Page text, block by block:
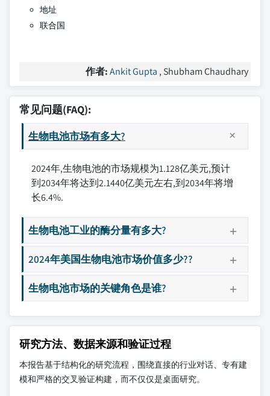
地址
联合国
作者:Ankit Gupta , Shubham Chaudhary
常见问题(FAQ):
生物电池市场有多大?
2024年,生物电池的市场规模为1.128亿美元,预计
到2034年将达到2.1440亿美元左右,到2034年将增
长6.4%.
生物电池工业的酶分量有多大?
2024年美国生物电池市场价值多少??
生物电池市场的关键角色是谁?
研究方法、数据来源和验证过程
本报告基于结构化的研究流程，围绕直接的行业对话、专有建
模和严格的交叉验证构建，而不仅仅是桌面研究。